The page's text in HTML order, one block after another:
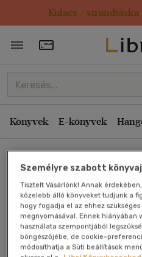
Kulacs / strandtáska
Törzsvásárlói Kártya
Könyvek E-könyvek
Egy gyermek
Antikvár könyv (2db)
Személyre szabott
Tisztelt Vásárlónk! Annak
közelebb álló könyveket tudjunk a
hogy fogadja el az ehhez
megnyomásával. Ennek hiányában
használata szempontjából
böngészőjébe, de cookie-
módosíthatja a Süti beállítások